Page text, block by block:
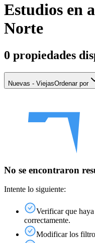
Estudios en
Norte
0 propiedades
Nuevas - ViejasOrdenar por
No se encontraron
Intente lo siguiente:
Verificar que
correctamente.
Modificar los